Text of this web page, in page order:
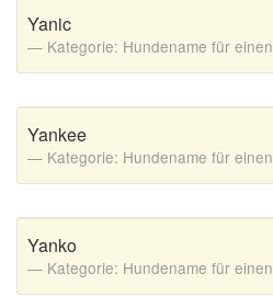
Yanic
Kategorie: Hundename für einen
Yankee
Kategorie: Hundename für einen
Yanko
Kategorie: Hundename für einen